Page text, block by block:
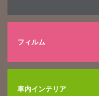
フィルム
車内インテリア